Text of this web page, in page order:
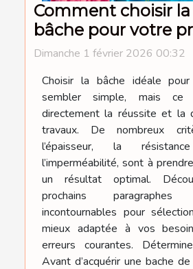
Comment choisir
bâche pour votre
Dimanche 1 février 2026 00:32
Choisir la bâche idéale
sembler simple, mais ce
directement la réussite et la
travaux. De nombreux
l’épaisseur, la
l’imperméabilité, sont à
un résultat optimal.
prochains
incontournables pour
mieux adaptée à vos
erreurs courantes.
Avant d’acquérir une bache